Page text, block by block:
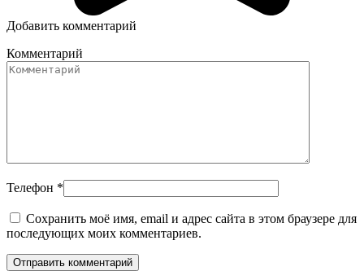
Добавить комментарий
Комментарий
Телефон *
Сохранить моё имя, email и адрес сайта в этом браузере для
последующих моих комментариев.